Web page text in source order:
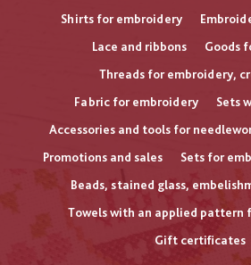
Shirts for embroidery
Lace and ribbons
Goods
Threads for embroidery,
Fabric for embroidery
Sets
Accessories and tools for
Promotions and sales
Sets for
Beads, stained glass,
Towels with an applied pattern
Gift certificates